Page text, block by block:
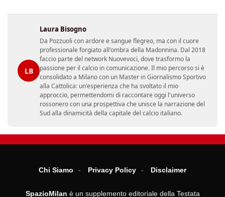
LB
Laura Bisogno
Da Pozzuoli con ardore e sangue flegreo, ma con il cuore
professionale forgiato all'ombra della Madonnina. Dal 2018
faccio parte del network Nuovevoci, dove trasformo la
passione per il calcio in comunicazione. Il mio percorso si è
consolidato a Milano con un Master in Giornalismo Sportivo
alla Cattolica: un'esperienza che ha svoltato il mio
approccio, permettendomi di raccontare oggi l'universo
rossonero con una prospettiva che unisce la narrazione del
Sud alla dinamicità della capitale del calcio italiano.
Chi Siamo Privacy Policy Disclaimer
SpazioMilan è un supplemento editoriale della Testata